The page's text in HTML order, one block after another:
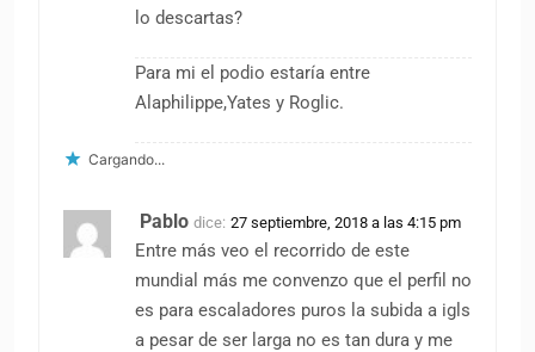
lo descartas?
Para mi el podio estaría entre
Alaphilippe,Yates y Roglic.
Cargando...
Pablo dice: 27 septiembre, 2018 a las 4:15 pm
Entre más veo el recorrido de este
mundial más me convenzo que el perfil no
es para escaladores puros la subida a igls
a pesar de ser larga no es tan dura y me